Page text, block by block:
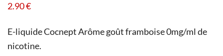
2.90€
E-liquide Cocnept Arôme goût framboise 0mg/ml de
nicotine.